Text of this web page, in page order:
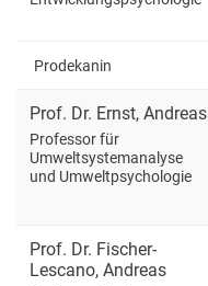
Prodekanin
Prof. Dr. Ernst, Andreas
Professor für
Umweltsystemanalyse
und Umweltpsychologie
Prof. Dr. Fischer-
Lescano, Andreas